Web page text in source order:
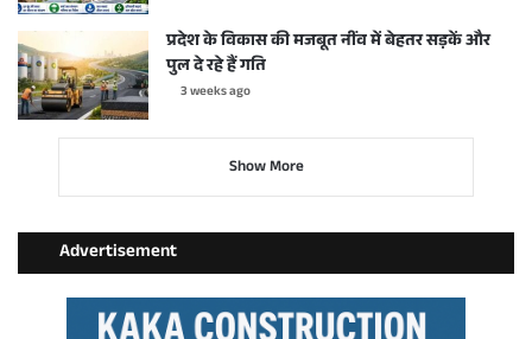
प्रदेश के विकास की मजबूत नींव में बेहतर सड़कें और
पुल दे रहे हैं गति
3 weeks ago
Show More
Advertisement